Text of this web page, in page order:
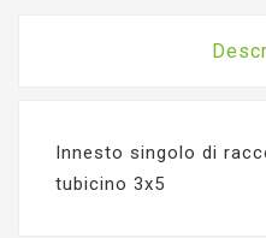
Innesto singolo di
tubicino 3x5